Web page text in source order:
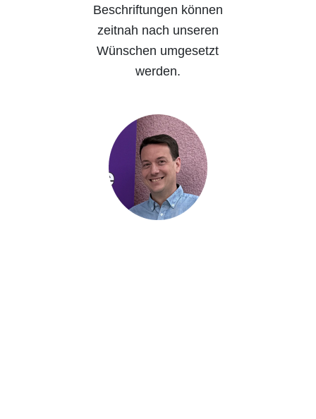
Beschriftungen können
zeitnah nach unseren
Wünschen umgesetzt
werden.